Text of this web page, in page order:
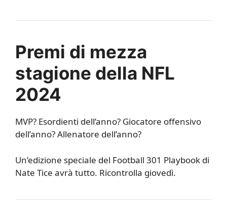
Premi di mezza
stagione della NFL
2024
MVP? Esordienti dell’anno? Giocatore offensivo
dell’anno? Allenatore dell’anno?
Un’edizione speciale del Football 301 Playbook di
Nate Tice avrà tutto. Ricontrolla giovedì.